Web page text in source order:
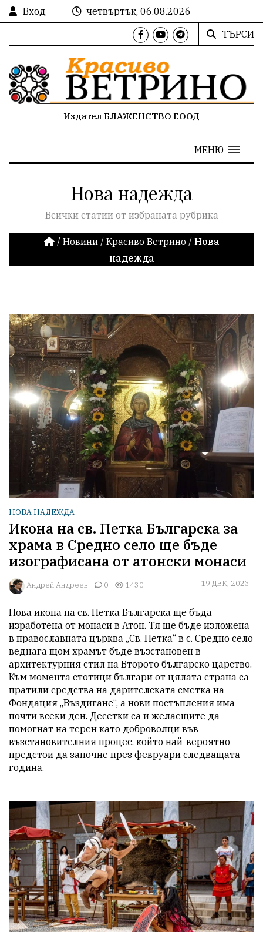
Вход
четвъртък, 06.08.2026
ТЪРСИ
Издател БЛАЖЕНСТВО ЕООД
МЕНЮ
Нова надежда
Всички статии от избраната рубрика
/ Новини / Красиво Ветрино / Нова
надежда
НОВА НАДЕЖДА
Икона на св. Петка Българска за
храма в Средно село ще бъде
изографисана от атонски монаси
Aндрей Андреев 0 1430 19 ДЕК, 2023
Нова икона на св. Петка Българска ще бъда
изработена от монаси в Атон. Тя ще бъде изложена
в православната църква „Св. Петка“ в с. Средно село
веднага щом храмът бъде възстановен в
архитектурния стил на Второто българско царство.
Към момента стотици българи от цялата страна са
пратили средства на дарителската сметка на
Фондация „Въздигане“, а нови постъпления има
почти всеки ден. Десетки са и желаещите да
помогнат на терен като доброволци във
възстановителния процес, който най-вероятно
предстои да започне през февруари следващата
година.